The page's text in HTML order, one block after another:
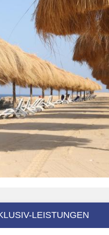
LEISTUNGEN